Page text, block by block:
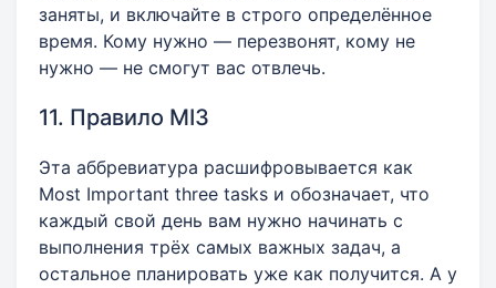
заняты, и включайте в строго определённое
время. Кому нужно — перезвонят, кому не
нужно — не смогут вас отвлечь.
11. Правило MI3
Эта аббревиатура расшифровывается как
Most Important three tasks и обозначает, что
каждый свой день вам нужно начинать с
выполнения трёх самых важных задач, а
остальное планировать уже как получится. А у